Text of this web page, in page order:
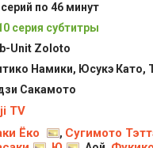
по 46 минут
серия субтитры
Unit Zoloto
Намики, Юсукэ Като,
Сакамото
TV
Ёко
, Сугимото